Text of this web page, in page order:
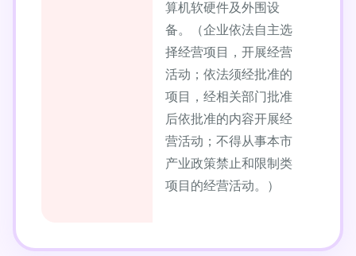
算机软硬件及外围设
备。（企业依法自主选
择经营项目，开展经营
活动；依法须经批准的
项目，经相关部门批准
后依批准的内容开展经
营活动；不得从事本市
产业政策禁止和限制类
项目的经营活动。）